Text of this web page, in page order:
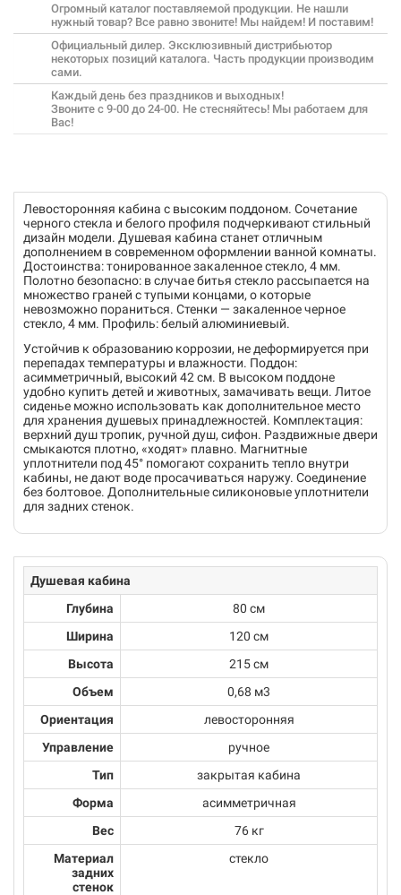
Огромный каталог поставляемой продукции. Не нашли
нужный товар? Все равно звоните! Мы найдем! И поставим!
Официальный дилер. Эксклюзивный дистрибьютор
некоторых позиций каталога. Часть продукции производим
сами.
Каждый день без праздников и выходных!
Звоните с 9-00 до 24-00. Не стесняйтесь! Мы работаем для
Вас!
Левосторонняя кабина с высоким поддоном. Сочетание
черного стекла и белого профиля подчеркивают стильный
дизайн модели. Душевая кабина станет отличным
дополнением в современном оформлении ванной комнаты.
Достоинства: тонированное закаленное стекло, 4 мм.
Полотно безопасно: в случае битья стекло рассыпается на
множество граней с тупыми концами, о которые
невозможно пораниться. Стенки — закаленное черное
стекло, 4 мм. Профиль: белый алюминиевый.
Устойчив к образованию коррозии, не деформируется при
перепадах температуры и влажности. Поддон:
асимметричный, высокий 42 см. В высоком поддоне
удобно купить детей и животных, замачивать вещи. Литое
сиденье можно использовать как дополнительное место
для хранения душевых принадлежностей. Комплектация:
верхний душ тропик, ручной душ, сифон. Раздвижные двери
смыкаются плотно, «ходят» плавно. Магнитные
уплотнители под 45° помогают сохранить тепло внутри
кабины, не дают воде просачиваться наружу. Соединение
без болтовое. Дополнительные силиконовые уплотнители
для задних стенок.
Душевая кабина
Глубина
80 см
Ширина
120 см
Высота
215 см
Объем
0,68 м3
Ориентация
левосторонняя
Управление
ручное
Тип
закрытая кабина
Форма
асимметричная
Вес
76 кг
Материал
задних
стенок
стекло